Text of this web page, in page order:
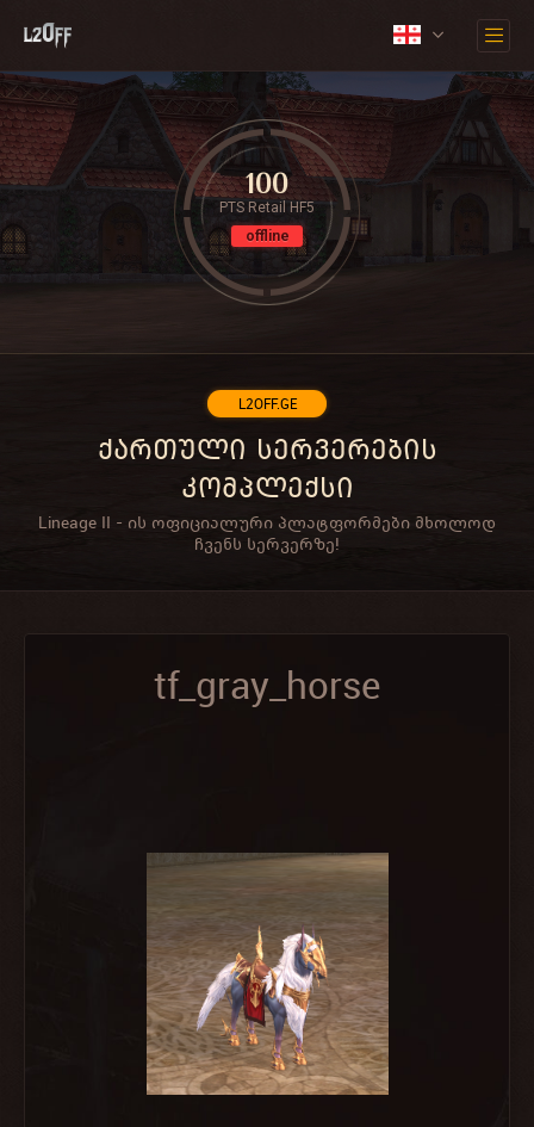
L2OFF.GE
ქართული სერვერების
კომპლექსი
Lineage II - ის ოფიციალური პლატფორმები მხოლოდ
ჩვენს სერვერზე!
100
PTS Retail HF5
offline
tf_gray_horse